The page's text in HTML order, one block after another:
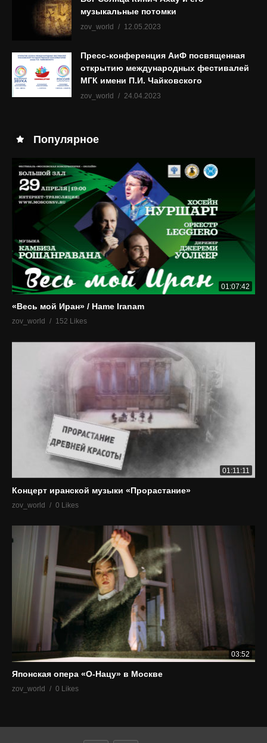
музыкальные потомки
zov_world 12.05.2023
Пресс-конференция АиФ посвященная
открытию международных фестивалей
МГК имени П.И. Чайковского
zov_world 24.04.2023
Популярное
01:07:42
«Весь мой Иран» / Hame Iranam
zov_world 152 Likes
01:11:11
Концерт иранской музыки «Прорастание»
zov_world 0 Likes
03:52
Японская опера «О-Нацу» в Москве
zov_world 0 Likes